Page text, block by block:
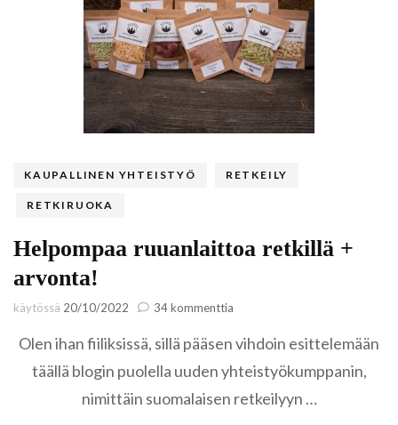
KAUPALLINEN YHTEISTYÖ RETKEILY
RETKIRUOKA
Helpompaa ruuanlaittoa retkillä +
arvonta!
käytössä 20/10/2022 34 kommenttia
ruuanlaittoa
+
arvonta!
Olen ihan fiiliksissä, sillä pääsen vihdoin esittelemään
täällä blogin puolella uuden yhteistyökumppanin,
nimittäin suomalaisen retkeilyyn …